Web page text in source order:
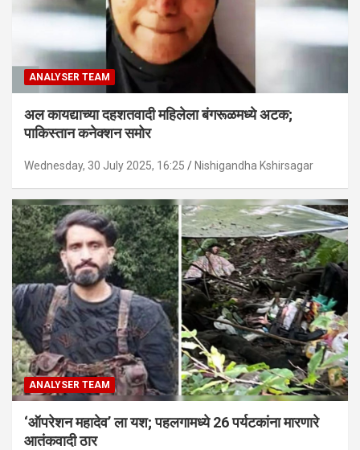
ANALYSER TEAM
अल कायद्याच्या दहशतवादी महिलेला बंगरूळमध्ये अटक;
पाकिस्तान कनेक्शन समोर
Wednesday, 30 July 2025, 16:25 Nishigandha Kshirsagar
ANALYSER TEAM
‘ऑपरेशन महादेव’ ला यश; पहलगामध्ये 26 पर्यटकांना मारणारे
आतंकवादी ठार